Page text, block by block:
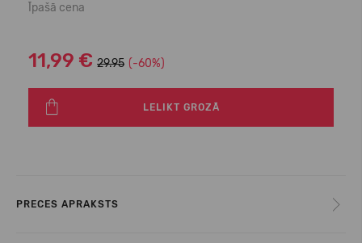
Īpašā cena
11,99 € 29.95 (-60%)
LELIKT GROZĀ
PRECES APRAKSTS